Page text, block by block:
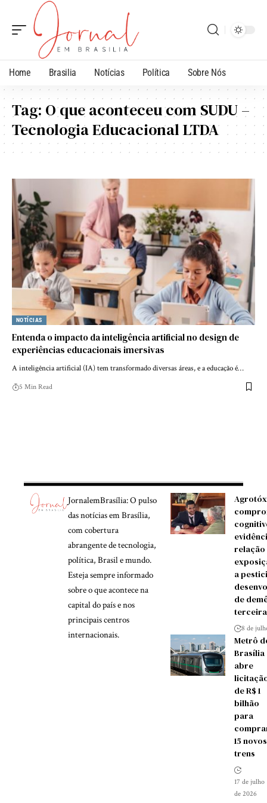
Home Brasilia Notícias Política Sobre Nós
Tag: O que aconteceu com SUDU –
Tecnologia Educacional LTDA
NOTÍCIAS
Entenda o impacto da inteligência artificial no design de
experiências educacionais imersivas
A inteligência artificial (IA) tem transformado diversas áreas, e a educação é…
5 Min Read
JornalemBrasília: O pulso
das notícias em Brasília,
com cobertura
abrangente de tecnologia,
política, Brasil e mundo.
Esteja sempre informado
sobre o que acontece na
capital do país e nos
principais centros
internacionais.
a
de
8 de
Metrô
Brasília
abre
de R$ 1
bilhão
para
15 novos
trens
17 de julho
de 2026